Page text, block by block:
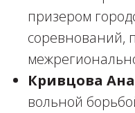
призером
соревнований,
Кривцова
вольной